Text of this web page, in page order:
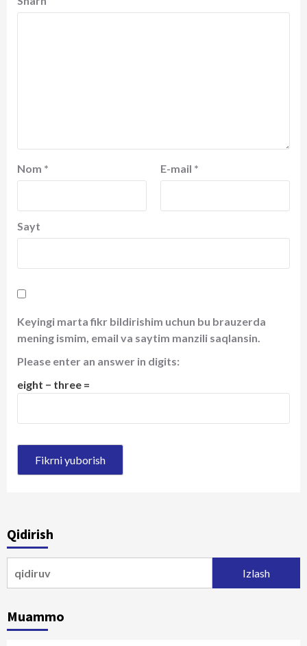
Nom * E-mail *
Sayt
Keyingi marta fikr bildirishim uchun bu brauzerda
mening ismim, email va saytim manzili saqlansin.
Please enter an answer in digits:
eight − three =
Qidirish
Muammo